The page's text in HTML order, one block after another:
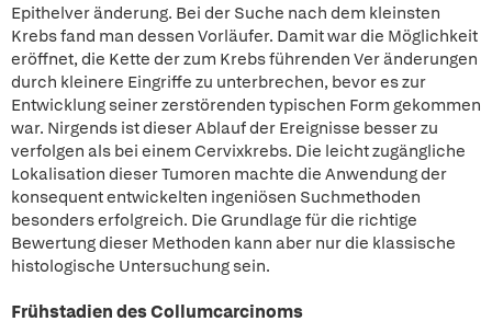
Epithelver änderung. Bei der Suche nach dem kleinsten
Krebs fand man dessen Vorläufer. Damit war die Möglichkeit
eröffnet, die Kette der zum Krebs führenden Ver änderungen
durch kleinere Eingriffe zu unterbrechen, bevor es zur
Entwicklung seiner zerstörenden typischen Form gekommen
war. Nirgends ist dieser Ablauf der Ereignisse besser zu
verfolgen als bei einem Cervixkrebs. Die leicht zugängliche
Lokalisation dieser Tumoren machte die Anwendung der
konsequent entwickelten ingeniösen Suchmethoden
besonders erfolgreich. Die Grundlage für die richtige
Bewertung dieser Methoden kann aber nur die klassische
histologische Untersuchung sein.
Frühstadien des Collumcarcinoms